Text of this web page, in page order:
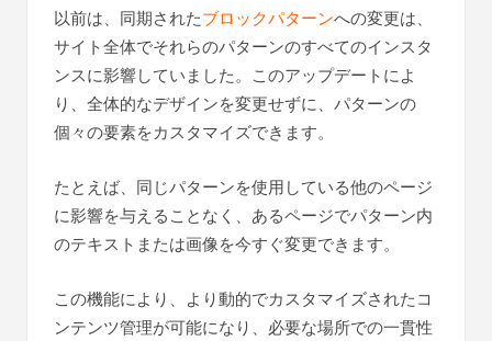
以前は、同期されたブロックパターンへの変更は、
サイト全体でそれらのパターンのすべてのインスタ
ンスに影響していました。このアップデートによ
り、全体的なデザインを変更せずに、パターンの
個々の要素をカスタマイズできます。
たとえば、同じパターンを使用している他のページ
に影響を与えることなく、あるページでパターン内
のテキストまたは画像を今すぐ変更できます。
この機能により、より動的でカスタマイズされたコ
ンテンツ管理が可能になり、必要な場所での一貫性